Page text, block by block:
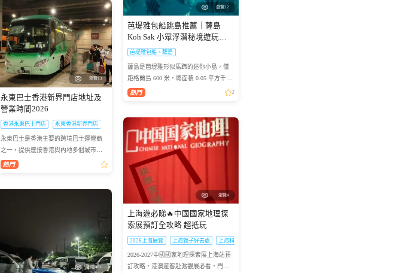
瀏覽22
芭堤雅包船跳島推薦｜薩島
Koh Sak 小眾浮潛秘境遊玩攻
略
芭堤雅包船、薩島
薩島是芭堤雅形似馬蹄的迷你小島，僅
距格蘭島 600 米，總面積 0.05 平方千
米，坐擁優質珊瑚礁海域，海面風浪平 2
瀏覽13
永東巴士香港新界門店地址及
營業時間2026
香港永東巴士門店 永東香港新界門店
永東巴士是香港主要的跨境巴士運營商
之一，提供連接香港與內地多個城市的
服務。是香港五大直通過境巴士公司之
瀏覽4
上海遊必睇🔥中國國家地理探
索展預訂全攻略 超抵玩
2026上海展覽 上海親子好去處 上海科普展
2026-2027中國國家地理探索展上海站預
訂攻略，港澳遊客赴滬觀展必看，門票
瀏覽461